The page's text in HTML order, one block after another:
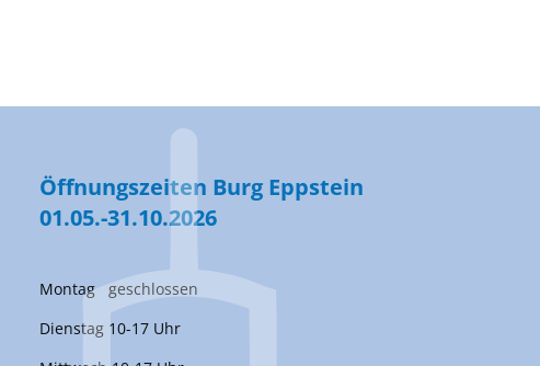
Öffnungszeiten Burg Eppstein
01.05.-31.10.2026
Montag geschlossen
Dienstag 10-17 Uhr